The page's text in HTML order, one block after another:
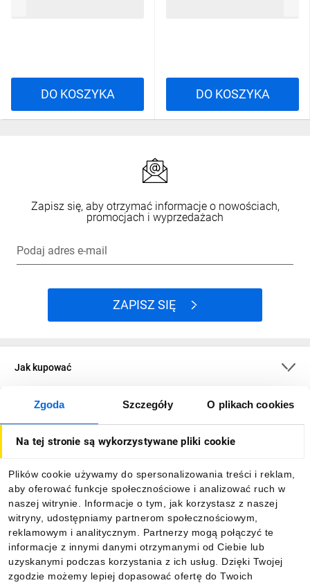
Zgoda Szczegóły O plikach cookies
Na tej stronie są wykorzystywane pliki cookie
Plików cookie używamy do spersonalizowania treści i reklam,
aby oferować funkcje społecznościowe i analizować ruch w
naszej witrynie. Informacje o tym, jak korzystasz z naszej
witryny, udostępniamy partnerom społecznościowym,
reklamowym i analitycznym. Partnerzy mogą połączyć te
informacje z innymi danymi otrzymanymi od Ciebie lub
uzyskanymi podczas korzystania z ich usług. Dzięki Twojej
zgodzie możemy lepiej dopasować ofertę do Twoich
DO KOSZYKA DO KOSZYKA
Zapisz się, aby otrzymać informacje o nowościach,
promocjach i wyprzedażach
Podaj adres e-mail
ZAPISZ SIĘ
Jak kupować
O firmie
Informacje
Pobierz naszą aplikację mobilną: